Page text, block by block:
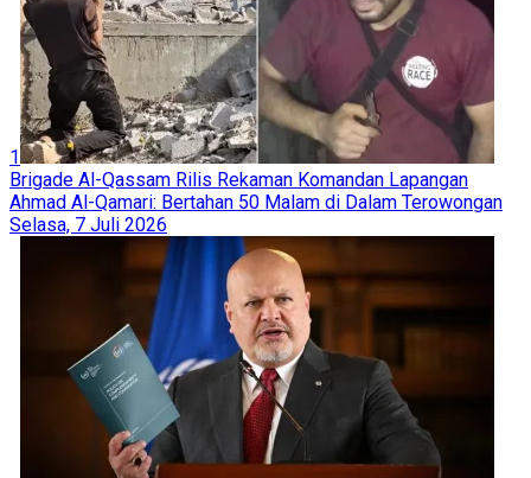
1
Brigade Al-Qassam Rilis Rekaman Komandan Lapangan
Ahmad Al-Qamari: Bertahan 50 Malam di Dalam Terowongan
Selasa, 7 Juli 2026